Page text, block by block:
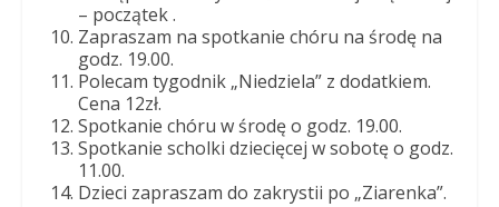
– początek .
Zapraszam na spotkanie chóru na środę na
godz. 19.00.
Polecam tygodnik „Niedziela” z dodatkiem.
Cena 12zł.
Spotkanie chóru w środę o godz. 19.00.
Spotkanie scholki dziecięcej w sobotę o godz.
11.00.
Dzieci zapraszam do zakrystii po „Ziarenka”.